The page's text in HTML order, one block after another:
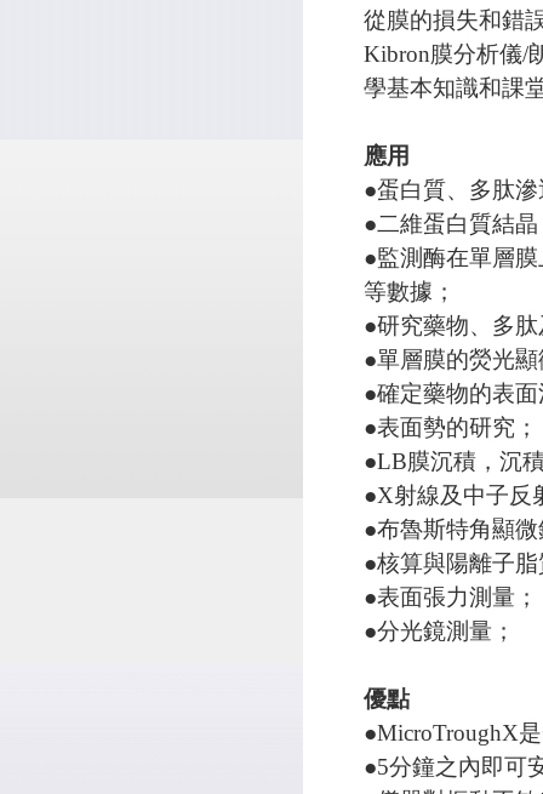
從膜的損失和錯
Kibron膜分析儀/
學基本知識和課
應用
●蛋白質、多肽
●二維蛋白質結晶
●監測酶在單層
等數據；
●研究藥物、多
●單層膜的熒光
●確定藥物的表
●表面勢的研究；
●LB膜沉積，沉
●X射線及中子反
●布魯斯特角顯
●核算與陽離子
●表面張力測量；
●分光鏡測量；
優點
●MicroTroughX
●5分鐘之內即可